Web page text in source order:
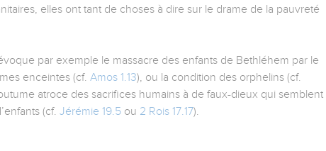
elles ont tant de choses à dire sur le drame de la pauvreté
par exemple le massacre des enfants de Bethléhem par le
enceintes (cf. Amos 1.13), ou la condition des orphelins (cf.
atroce des sacrifices humains à de faux-dieux qui semblent
(cf. Jérémie 19.5 ou 2 Rois 17.17).